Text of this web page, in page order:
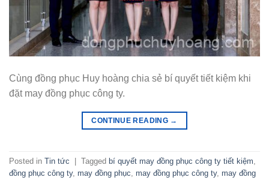
Cùng đồng phục Huy hoàng chia sẻ bí quyết tiết kiệm khi
đặt may đồng phục công ty.
CONTINUE READING →
Posted in Tin tức Tagged bí quyết may đồng phục công ty tiết kiệm,
đồng phục công ty, may đồng phục, may đồng phục công ty, may đồng